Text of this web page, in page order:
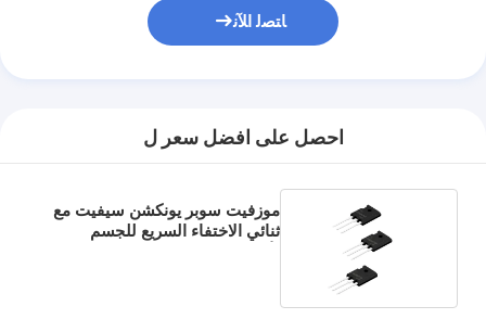
ﺎﺘﺼﻟ ﺍﻶﻧ
احصل على افضل سعر ل
موزفيت سوبر يونكشن سيفيت مع
ثنائي الاختفاء السريع للجسم